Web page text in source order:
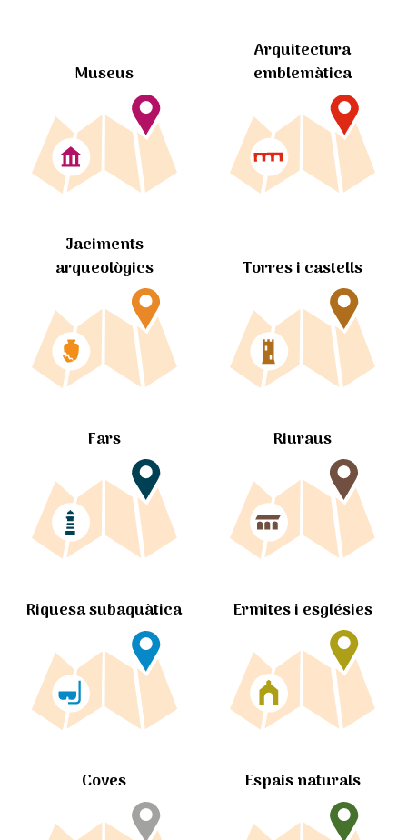
Museus
Arquitectura
emblemàtica
Jaciments
arqueològics
Torres i castells
Fars Riuraus
Riquesa subaquàtica Ermites i esglésies
Coves Espais naturals